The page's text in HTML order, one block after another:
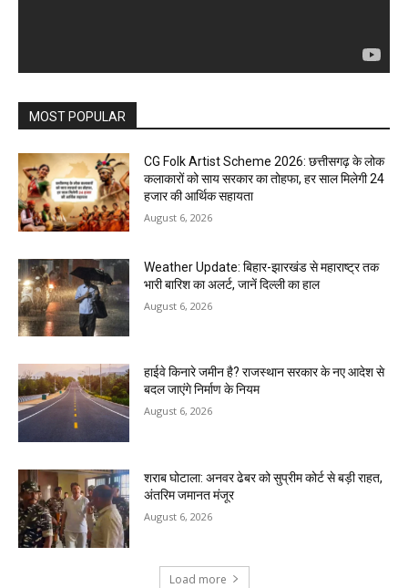
MOST POPULAR
CG Folk Artist Scheme 2026: छत्तीसगढ़ के लोक
कलाकारों को साय सरकार का तोहफा, हर साल मिलेगी 24
हजार की आर्थिक सहायता
August 6, 2026
Weather Update: बिहार-झारखंड से महाराष्ट्र तक
भारी बारिश का अलर्ट, जानें दिल्ली का हाल
August 6, 2026
हाईवे किनारे जमीन है? राजस्थान सरकार के नए आदेश से
बदल जाएंगे निर्माण के नियम
August 6, 2026
शराब घोटाला: अनवर ढेबर को सुप्रीम कोर्ट से बड़ी राहत,
अंतरिम जमानत मंजूर
August 6, 2026
Load more